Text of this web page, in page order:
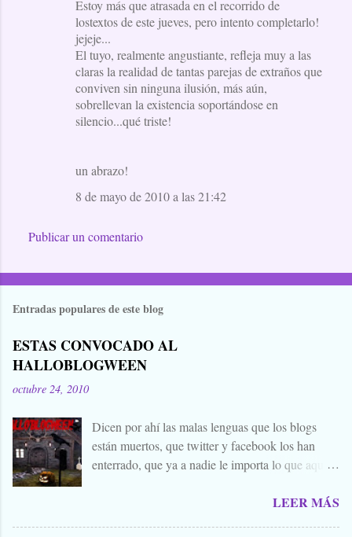
Estoy más que atrasada en el recorrido de
lostextos de este jueves, pero intento completarlo!
jejeje...
El tuyo, realmente angustiante, refleja muy a las
claras la realidad de tantas parejas de extraños que
conviven sin ninguna ilusión, más aún,
sobrellevan la existencia soportándose en
silencio...qué triste!
un abrazo!
8 de mayo de 2010 a las 21:42
Publicar un comentario
Entradas populares de este blog
ESTAS CONVOCADO AL
HALLOBLOGWEEN
octubre 24, 2010
Dicen por ahí las malas lenguas que los blogs
están muertos, que twitter y facebook los han
enterrado, que ya a nadie le importa lo que aquí
levantar nuestros blogs, sean vivos, muertos, o
LEER MÁS